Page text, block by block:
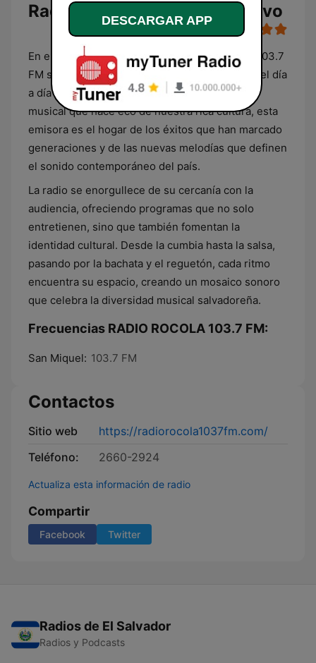
Radio Rocola 103.7 FM en Vivo
En el corazón de El Salvador, RADIO ROCOLA 103.7
FM se erige como la compañera perfecta para el día
a día de los salvadoreños. Con una selección
musical que hace eco de nuestra rica cultura, esta
emisora es el hogar de los éxitos que han marcado
generaciones y de las nuevas melodías que definen
el sonido contemporáneo del país.
La radio se enorgullece de su cercanía con la
audiencia, ofreciendo programas que no solo
entretienen, sino que también fomentan la
identidad cultural. Desde la cumbia hasta la salsa,
pasando por la bachata y el reguetón, cada ritmo
encuentra su espacio, creando un mosaico sonoro
que celebra la diversidad musical salvadoreña.
Frecuencias RADIO ROCOLA 103.7 FM:
San Miquel: 103.7 FM
Contactos
Sitio web
https://radiorocola1037fm.com/
Teléfono:
2660-2924
Actualiza esta información de radio
Compartir
Facebook Twitter
Radios de El Salvador
Radios y Podcasts
DESCARGAR APP